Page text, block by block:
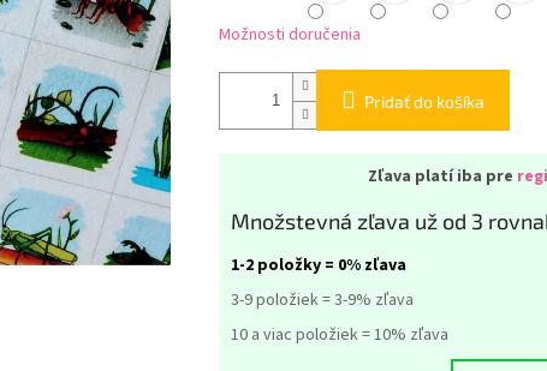
Možnosti doručenia
Pridať do košíka
Zľava platí iba pre
Množstevná zľava už od 3
1-2 položky = 0% zľava
3-9 položiek = 3-9% zľava
10 a viac položiek = 10% zľava